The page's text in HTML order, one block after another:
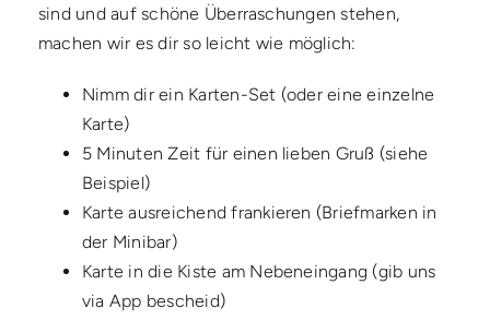
sind und auf schöne Überraschungen stehen,
machen wir es dir so leicht wie möglich:
Nimm dir ein Karten-Set (oder eine einzelne
Karte)
5 Minuten Zeit für einen lieben Gruß (siehe
Beispiel)
Karte ausreichend frankieren (Briefmarken in
der Minibar)
Karte in die Kiste am Nebeneingang (gib uns
via App bescheid)